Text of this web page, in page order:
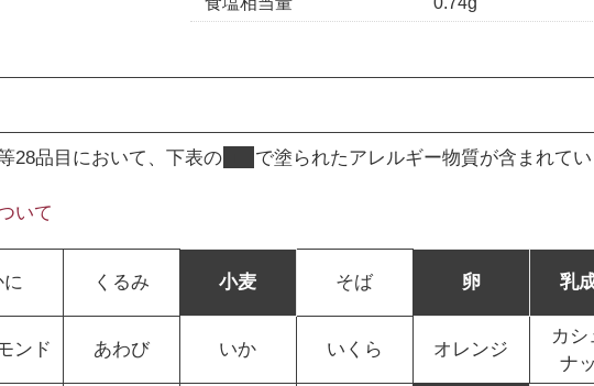
28品目において、下表の
で塗られたアレルギー物質が含まれて
いて
に くるみ 小麦 そば 卵 乳
ンド あわび いか いくら オレンジ
カシ
ナ